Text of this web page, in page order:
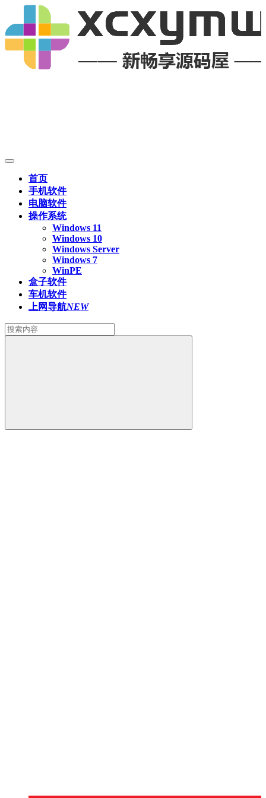
首页
手机软件
电脑软件
操作系统
Windows 11
Windows 10
Windows Server
Windows 7
WinPE
盒子软件
车机软件
上网导航NEW